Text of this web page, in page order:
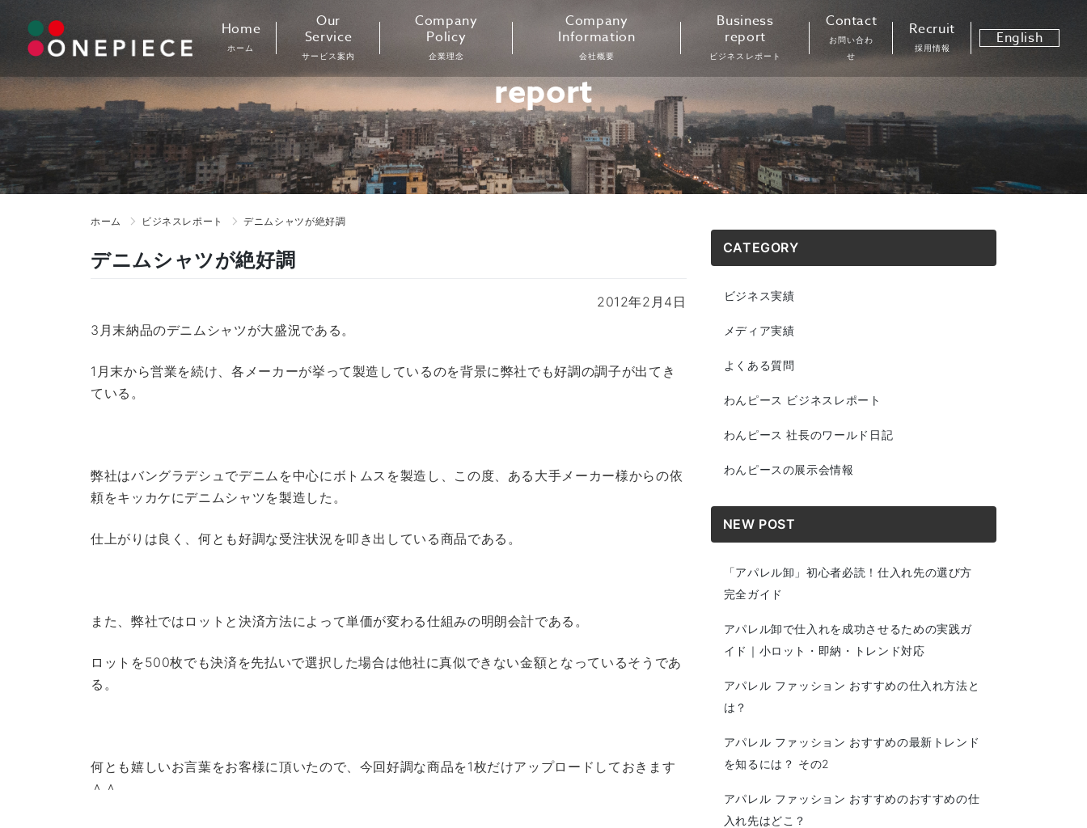
content
Home
ホーム
Our
Service
サービス案内
Company
Policy
企業理念
Company
Information
会社概要
Business
report
ビジネスレポート
Contact
お問い合わ
せ
Recruit
採用情報 English
report
ホーム ビジネスレポート デニムシャツが絶好調
デニムシャツが絶好調
2012年2月4日
3月末納品のデニムシャツが大盛況である。
1月末から営業を続け、各メーカーが挙って製造しているのを背景に弊社でも好調の調子が出てき
ている。
弊社はバングラデシュでデニムを中心にボトムスを製造し、この度、ある大手メーカー様からの依
頼をキッカケにデニムシャツを製造した。
仕上がりは良く、何とも好調な受注状況を叩き出している商品である。
また、弊社ではロットと決済方法によって単価が変わる仕組みの明朗会計である。
ロットを500枚でも決済を先払いで選択した場合は他社に真似できない金額となっているそうであ
る。
何とも嬉しいお言葉をお客様に頂いたので、今回好調な商品を1枚だけアップロードしておきます
＾＾
CATEGORY
ビジネス実績
メディア実績
よくある質問
わんピース ビジネスレポート
わんピース 社長のワールド日記
わんピースの展示会情報
NEW POST
「アパレル卸」初心者必読！仕入れ先の選び方
完全ガイド
アパレル卸で仕入れを成功させるための実践ガ
イド｜小ロット・即納・トレンド対応
アパレル ファッション おすすめの仕入れ方法と
は？
アパレル ファッション おすすめの最新トレンド
を知るには？ その2
アパレル ファッション おすすめのおすすめの仕
入れ先はどこ？